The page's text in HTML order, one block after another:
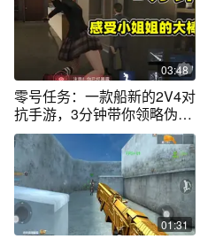
03:48
零号任务：一款船新的2V4对
抗手游，3分钟带你领略伪装
潜行的魅力
01:31